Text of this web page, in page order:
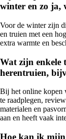
winter en zo ja,
Voor de winter zijn
en truien met een
extra warmte en
Wat zijn enkele
herentruien,
Bij het online kopen
te raadplegen,
materialen en
aan en heeft vaak
Hoe kan ik